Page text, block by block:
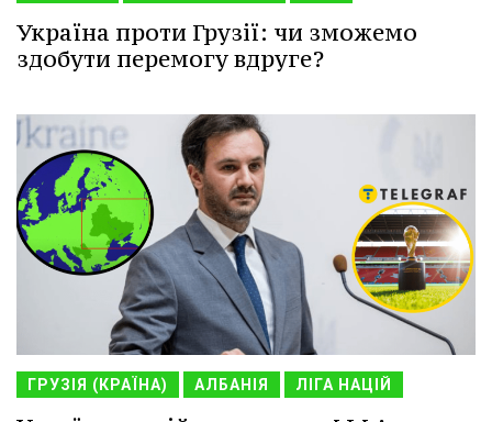
Україна проти Грузії: чи зможемо
здобути перемогу вдруге?
ГРУЗІЯ (КРАЇНА) АЛБАНІЯ ЛІГА НАЦІЙ